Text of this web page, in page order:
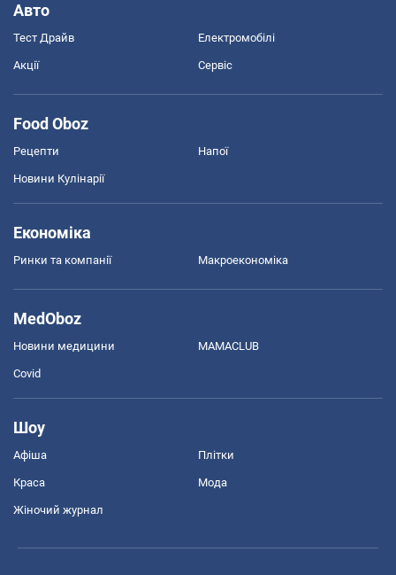
Авто
Тест Драйв Електромобілі
Акції Сервіс
Food Oboz
Рецепти Напої
Новини Кулінарії
Економіка
Ринки та компанії Макроекономіка
MedOboz
Новини медицини MAMACLUB
Covid
Шоу
Афіша Плітки
Краса Мода
Жіночий журнал